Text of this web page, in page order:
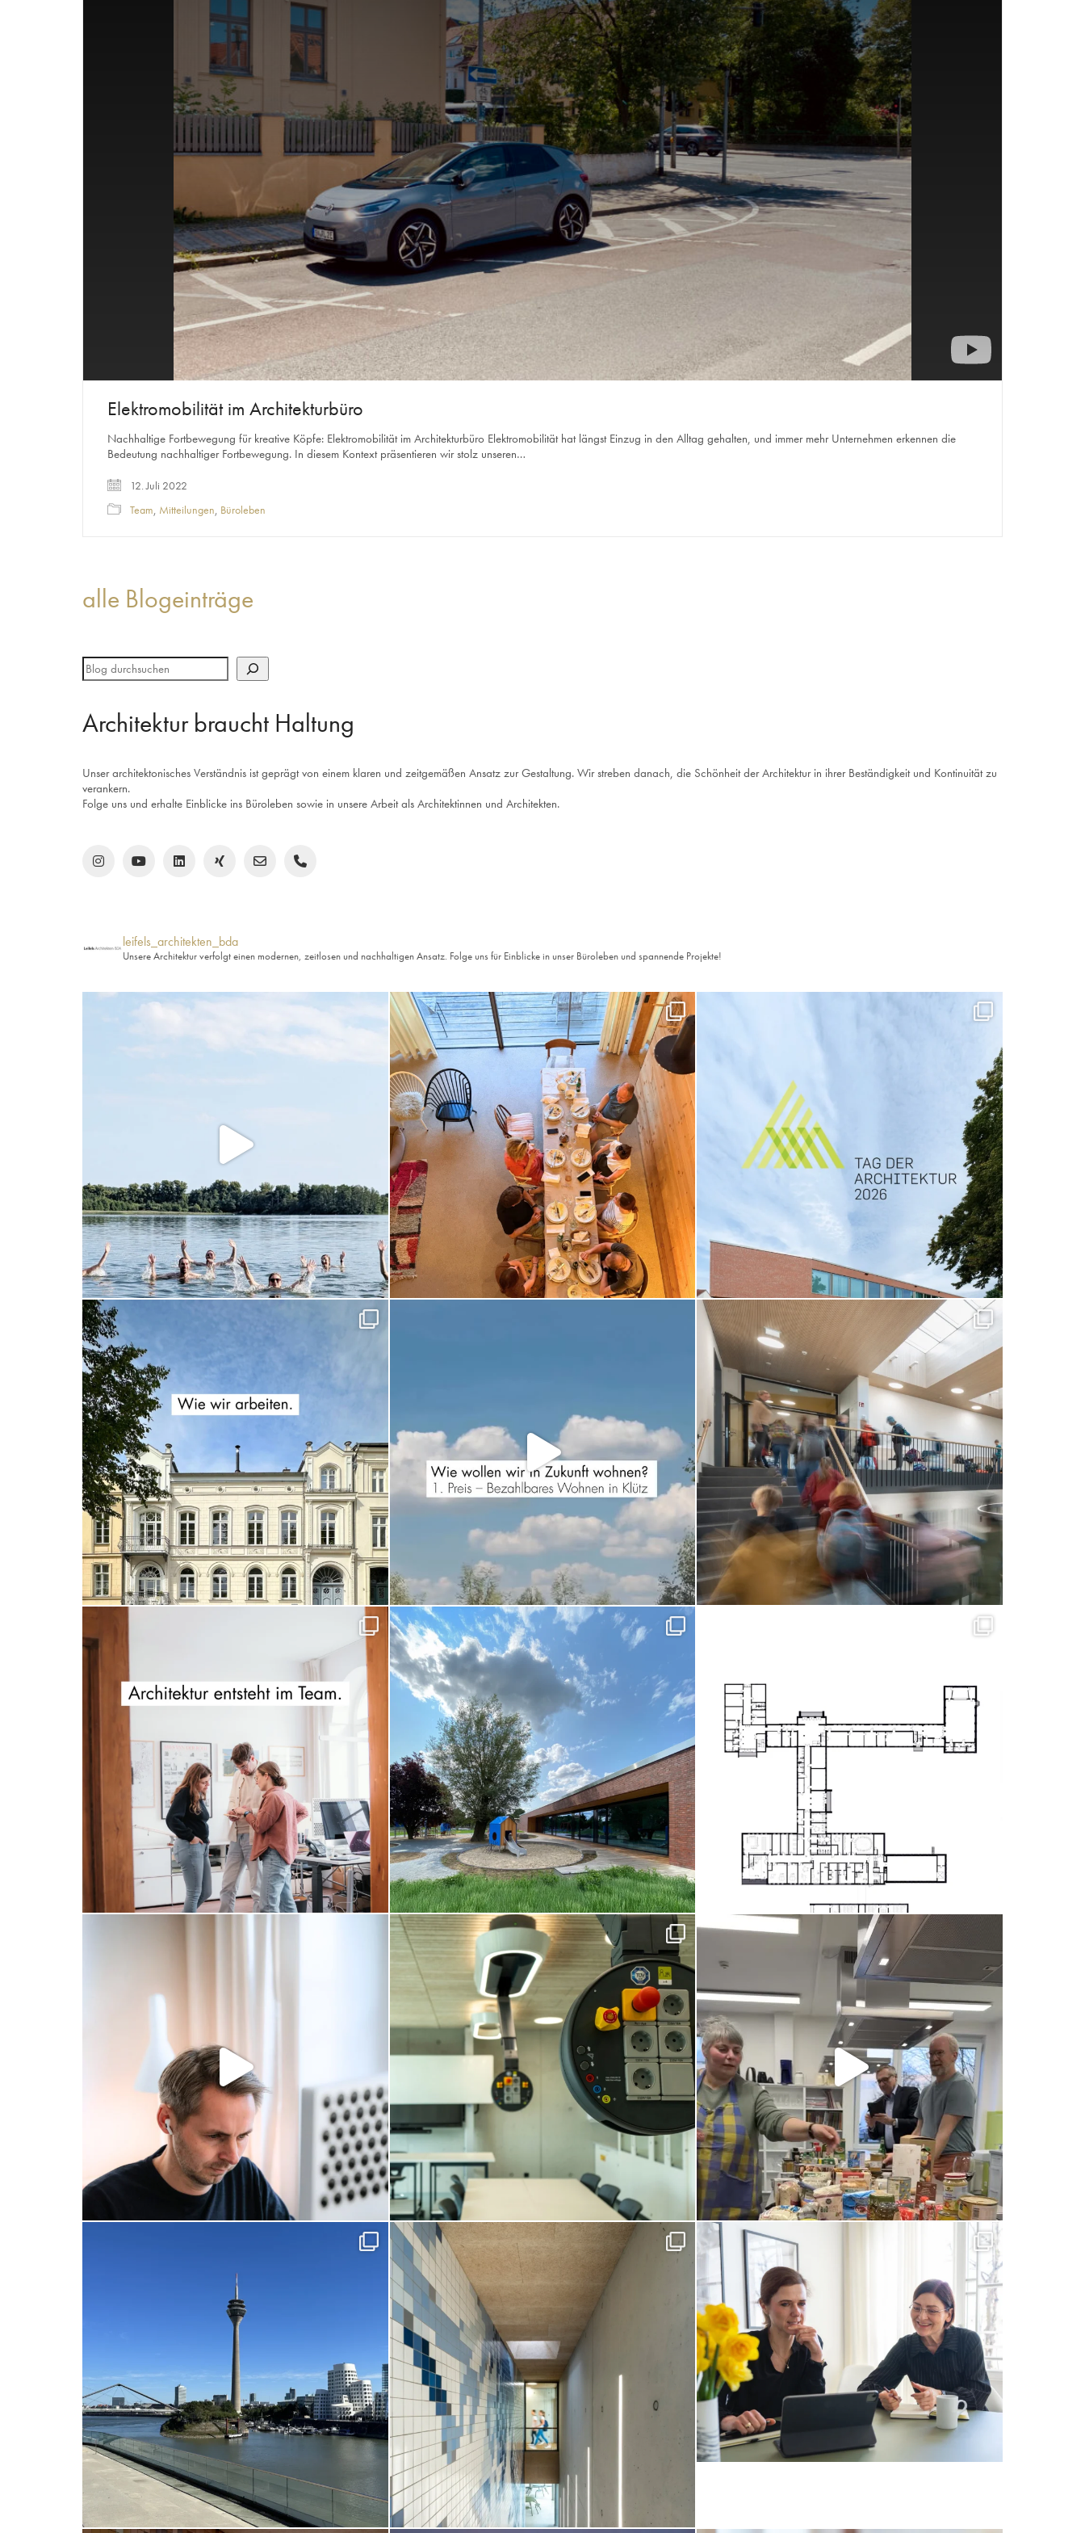
Elektromobilität im Architekturbüro
Nachhaltige Fortbewegung für kreative Köpfe: Elektromobilität im Architekturbüro Elektromobilität hat längst Einzug in den Alltag gehalten, und immer mehr Unternehmen erkennen die
Bedeutung nachhaltiger Fortbewegung. In diesem Kontext präsentieren wir stolz unseren…
12. Juli 2022
Team, Mitteilungen, Büroleben
alle Blogeinträge
Architektur braucht Haltung
Unser architektonisches Verständnis ist geprägt von einem klaren und zeitgemäßen Ansatz zur Gestaltung. Wir streben danach, die Schönheit der Architektur in ihrer Beständigkeit und Kontinuität zu
verankern.
Folge uns und erhalte Einblicke ins Büroleben sowie in unsere Arbeit als Architektinnen und Architekten.
leifels_architekten_bda
Unsere Architektur verfolgt einen modernen, zeitlosen und nachhaltigen Ansatz. Folge uns für Einblicke in unser Büroleben und spannende Projekte!